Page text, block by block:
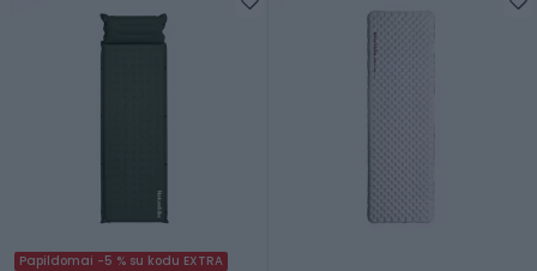
Papildomai -5 % su kodu EXTRA